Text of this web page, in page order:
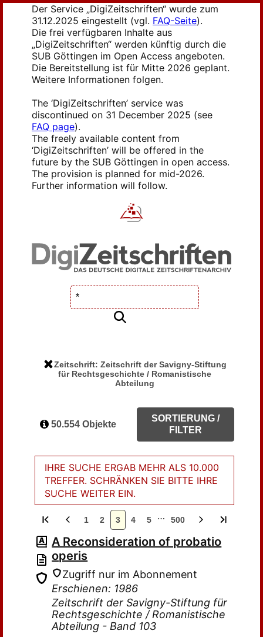
Der Service „DigiZeitschriften“ wurde zum
31.12.2025 eingestellt (vgl. FAQ-Seite).
Die frei verfügbaren Inhalte aus
„DigiZeitschriften“ werden künftig durch die
SUB Göttingen im Open Access angeboten.
Die Bereitstellung ist für Mitte 2026 geplant.
Weitere Informationen folgen.
The ‘DigiZeitschriften’ service was
discontinued on 31 December 2025 (see
FAQ page).
The freely available content from
‘DigiZeitschriften’ will be offered in the
future by the SUB Göttingen in open access.
The provision is planned for mid-2026.
Further information will follow.
Zeitschrift: Zeitschrift der Savigny-Stiftung
für Rechtsgeschichte / Romanistische
Abteilung
50.554 Objekte
SORTIERUNG /
FILTER
IHRE SUCHE ERGAB MEHR ALS 10.000
TREFFER. SCHRÄNKEN SIE BITTE IHRE
SUCHE WEITER EIN.
1 2 3 4 5 … 500
A Reconsideration of probatio
operis
Zugriff nur im Abonnement
Erschienen: 1986
Zeitschrift der Savigny-Stiftung für
Rechtsgeschichte / Romanistische
Abteilung - Band 103